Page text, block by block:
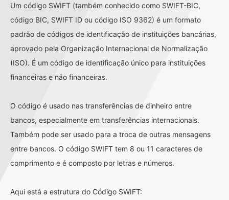
Um código SWIFT (também conhecido como SWIFT-BIC,
código BIC, SWIFT ID ou código ISO 9362) é um formato
padrão de códigos de identificação de instituições bancárias,
aprovado pela Organização Internacional de Normalização
(ISO). É um código de identificação único para instituições
financeiras e não financeiras.
O código é usado nas transferências de dinheiro entre
bancos, especialmente em transferências internacionais.
Também pode ser usado para a troca de outras mensagens
entre bancos. O código SWIFT tem 8 ou 11 caracteres de
comprimento e é composto por letras e números.
Aqui está a estrutura do Código SWIFT: